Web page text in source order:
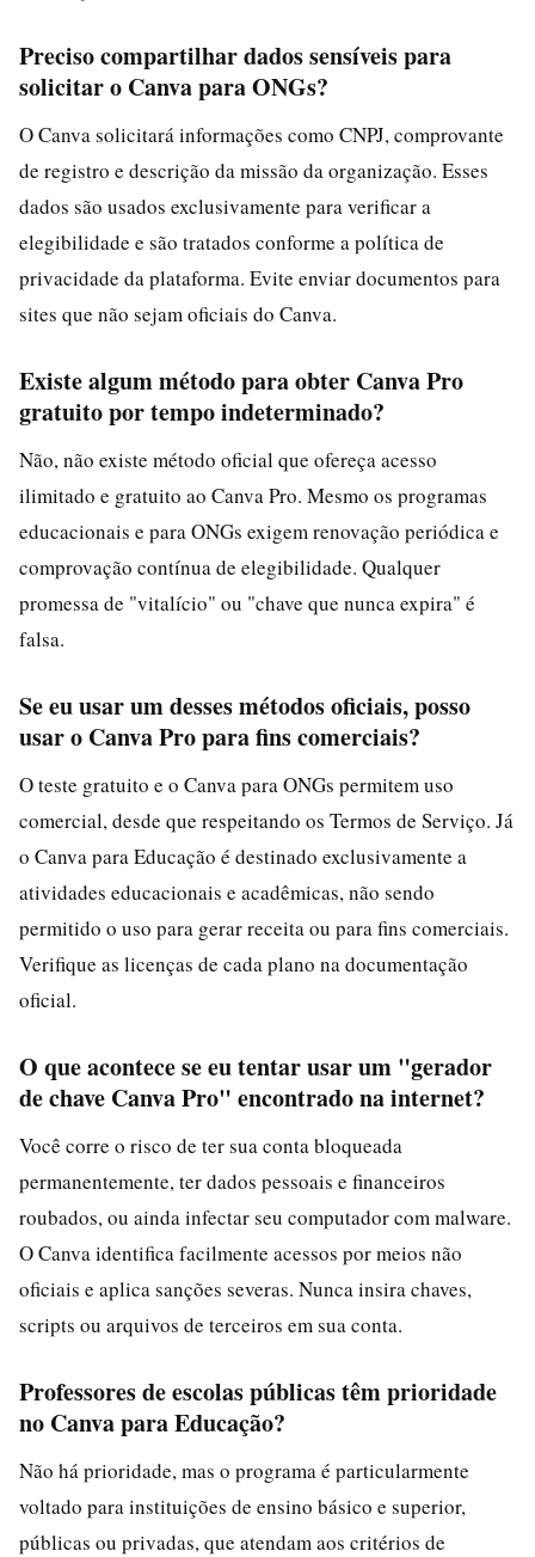
Preciso compartilhar dados sensíveis para
solicitar o Canva para ONGs?
O Canva solicitará informações como CNPJ, comprovante
de registro e descrição da missão da organização. Esses
dados são usados exclusivamente para verificar a
elegibilidade e são tratados conforme a política de
privacidade da plataforma. Evite enviar documentos para
sites que não sejam oficiais do Canva.
Existe algum método para obter Canva Pro
gratuito por tempo indeterminado?
Não, não existe método oficial que ofereça acesso
ilimitado e gratuito ao Canva Pro. Mesmo os programas
educacionais e para ONGs exigem renovação periódica e
comprovação contínua de elegibilidade. Qualquer
promessa de "vitalício" ou "chave que nunca expira" é
falsa.
Se eu usar um desses métodos oficiais, posso
usar o Canva Pro para fins comerciais?
O teste gratuito e o Canva para ONGs permitem uso
comercial, desde que respeitando os Termos de Serviço. Já
o Canva para Educação é destinado exclusivamente a
atividades educacionais e acadêmicas, não sendo
permitido o uso para gerar receita ou para fins comerciais.
Verifique as licenças de cada plano na documentação
oficial.
O que acontece se eu tentar usar um "gerador
de chave Canva Pro" encontrado na internet?
Você corre o risco de ter sua conta bloqueada
permanentemente, ter dados pessoais e financeiros
roubados, ou ainda infectar seu computador com malware.
O Canva identifica facilmente acessos por meios não
oficiais e aplica sanções severas. Nunca insira chaves,
scripts ou arquivos de terceiros em sua conta.
Professores de escolas públicas têm prioridade
no Canva para Educação?
Não há prioridade, mas o programa é particularmente
voltado para instituições de ensino básico e superior,
públicas ou privadas, que atendam aos critérios de